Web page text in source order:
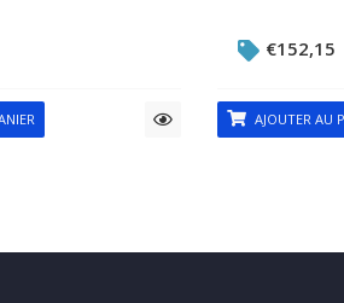
€152,15
AJOUTER AU